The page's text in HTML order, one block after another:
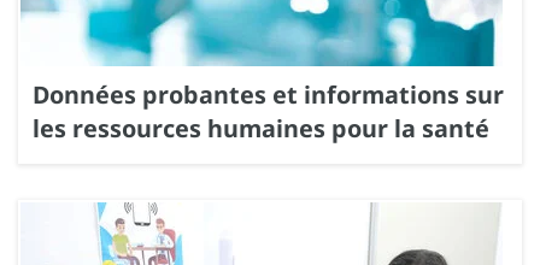
Données probantes et informations sur
les ressources humaines pour la santé